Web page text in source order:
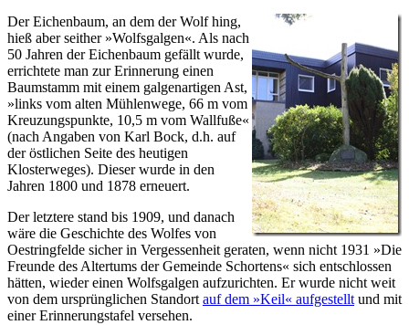
Der Eichenbaum, an dem der Wolf hing,
hieß aber seither »Wolfsgalgen«. Als nach
50 Jahren der Eichenbaum gefällt wurde,
errichtete man zur Erinnerung einen
Baumstamm mit einem galgenartigen Ast,
»links vom alten Mühlenwege, 66 m vom
Kreuzungspunkte, 10,5 m vom Wallfuße«
(nach Angaben von Karl Bock, d.h. auf
der östlichen Seite des heutigen
Klosterweges). Dieser wurde in den
Jahren 1800 und 1878 erneuert.
Der letztere stand bis 1909, und danach
wäre die Geschichte des Wolfes von
Oestringfelde sicher in Vergessenheit geraten, wenn nicht 1931 »Die
Freunde des Altertums der Gemeinde Schortens« sich entschlossen
hätten, wieder einen Wolfsgalgen aufzurichten. Er wurde nicht weit
von dem ursprünglichen Standortauf dem »Keil« aufgestelltund mit
einer Erinnerungstafel versehen.